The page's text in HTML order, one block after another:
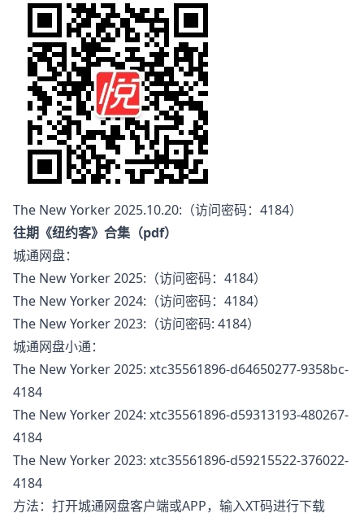
The New Yorker 2025.10.20: （访问密码：4184）
往期《纽约客》合集（pdf）
城通网盘：
The New Yorker 2025: （访问密码：4184）
The New Yorker 2024: （访问密码：4184）
The New Yorker 2023: （访问密码: 4184）
城通网盘小通：
The New Yorker 2025: xtc35561896-d64650277-9358bc-
4184
The New Yorker 2024: xtc35561896-d59313193-480267-
4184
The New Yorker 2023: xtc35561896-d59215522-376022-
4184
方法：打开城通网盘客户端或APP，输入XT码进行下载